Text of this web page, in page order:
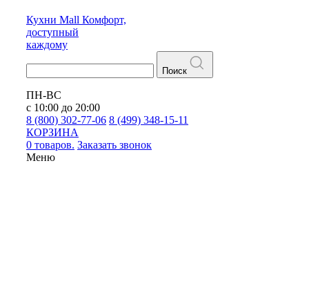
Кухни Mall Комфорт,
доступный
каждому
Поиск
ПН-ВС
с 10:00 до 20:00
8 (800) 302-77-06 8 (499) 348-15-11
КОРЗИНА
0 товаров. Заказать звонок
Меню